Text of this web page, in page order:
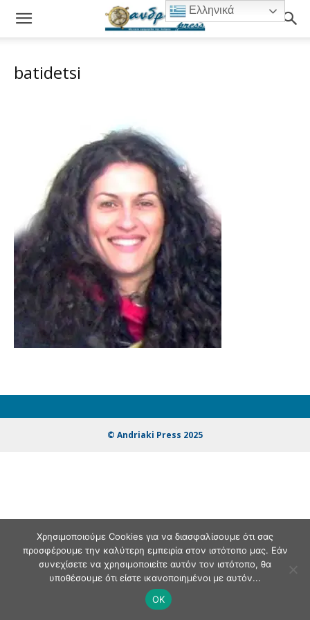
batidetsi
© Andriaki Press 2025
Ελληνικά
Χρησιμοποιούμε Cookies για να διασφαλίσουμε ότι σας
προσφέρουμε την καλύτερη εμπειρία στον ιστότοπο μας. Εάν
συνεχίσετε να χρησιμοποιείτε αυτόν τον ιστότοπο, θα
υποθέσουμε ότι είστε ικανοποιημένοι με αυτόν...
OK